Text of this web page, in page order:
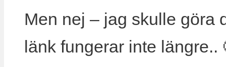
Men nej – jag skulle göra
länk fungerar inte längre..